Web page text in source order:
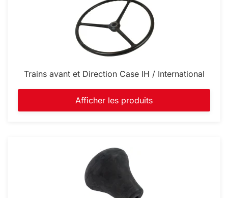
Trains avant et Direction Case IH / International
Afficher les produits